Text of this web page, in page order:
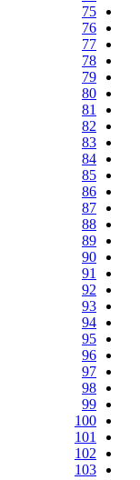
75
76
77
78
79
80
81
82
83
84
85
86
87
88
89
90
91
92
93
94
95
96
97
98
99
100
101
102
103